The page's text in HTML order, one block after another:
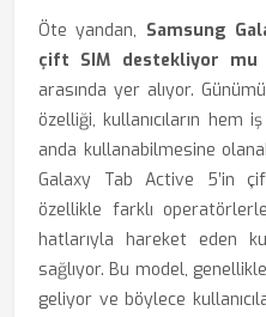
Öte yandan, Samsung
çift SIM destekliyor mu
arasında yer alıyor.
özelliği, kullanıcıların hem
anda kullanabilmesine
Galaxy Tab Active 5’in
özellikle farklı
hatlarıyla hareket eden
sağlıyor. Bu model,
geliyor ve böylece